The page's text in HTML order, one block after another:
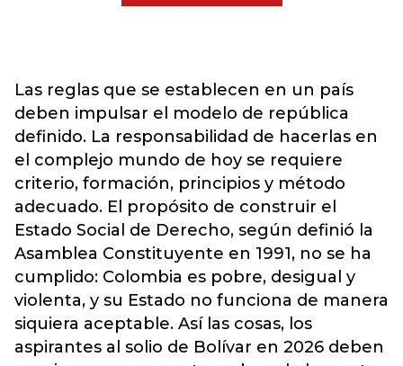
Las reglas que se establecen en un país
deben impulsar el modelo de república
definido. La responsabilidad de hacerlas en
el complejo mundo de hoy se requiere
criterio, formación, principios y método
adecuado. El propósito de construir el
Estado Social de Derecho, según definió la
Asamblea Constituyente en 1991, no se ha
cumplido: Colombia es pobre, desigual y
violenta, y su Estado no funciona de manera
siquiera aceptable. Así las cosas, los
aspirantes al solio de Bolívar en 2026 deben